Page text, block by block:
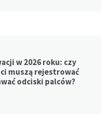
w 2026 roku: czy
muszą rejestrować
odciski palców?